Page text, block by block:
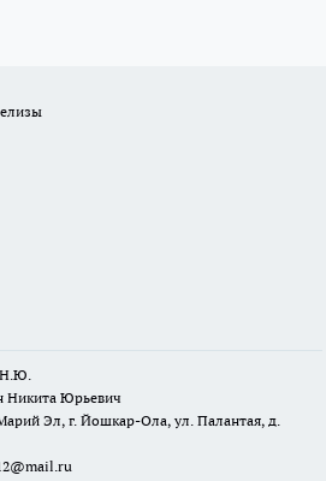
Н.Ю.
Никита Юрьевич
Эл, г. Йошкар-Ола, ул. Палантая, д.